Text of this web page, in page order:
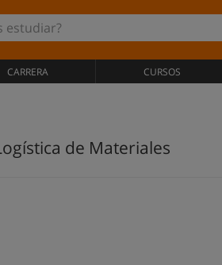
CARRERA CURSOS
de Materiales